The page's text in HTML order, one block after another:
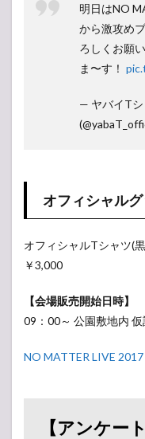
明日はNO
から激攻め
ろしくお願
ま〜す！
— ヤバイTシ
オフィシャル
オフィシャルTシャツ(
￥3,000
【会場販売開始日時】
09：00～ 公園敷地内
NO MATTER LIVE
【アンケー